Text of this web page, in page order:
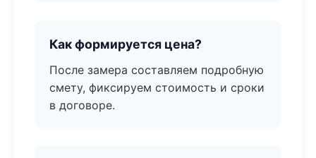
Как формируется цена?
После замера составляем подробную
смету, фиксируем стоимость и сроки
в договоре.